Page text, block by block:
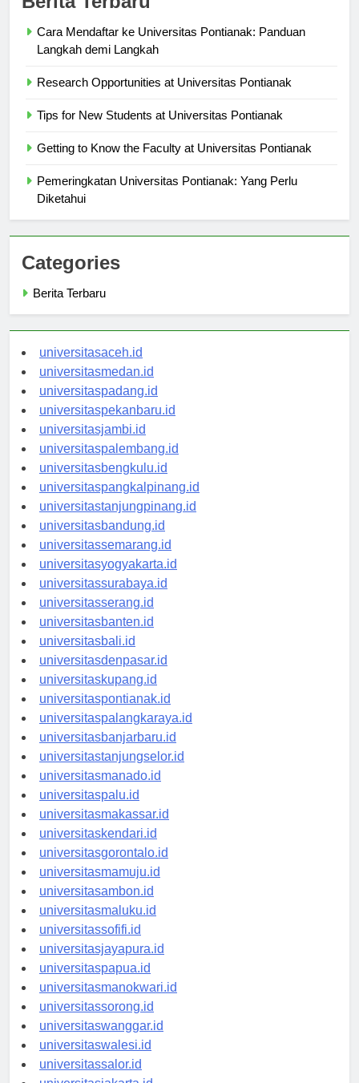
Cara Mendaftar ke Universitas Pontianak: Panduan
Pemeringkatan Universitas Pontianak: Yang Perlu
Categories
universitasaceh.id
universitasmedan.id
universitaspadang.id
universitaspekanbaru.id
universitasjambi.id
universitaspalembang.id
universitasbengkulu.id
universitaspangkalpinang.id
universitastanjungpinang.id
universitasbandung.id
universitassemarang.id
universitasyogyakarta.id
universitassurabaya.id
universitasserang.id
universitasbanten.id
universitasbali.id
universitasdenpasar.id
universitaskupang.id
universitaspontianak.id
universitaspalangkaraya.id
universitasbanjarbaru.id
universitastanjungselor.id
universitasmanado.id
universitaspalu.id
universitasmakassar.id
universitaskendari.id
universitasgorontalo.id
universitasmamuju.id
universitasambon.id
universitasmaluku.id
universitassofifi.id
universitasjayapura.id
universitaspapua.id
universitasmanokwari.id
universitassorong.id
universitaswanggar.id
universitaswalesi.id
universitassalor.id